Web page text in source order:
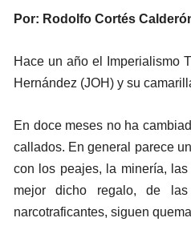
Por: Rodolfo Cortés
Hace un año el Imperialismo
Hernández (JOH) y su
En doce meses no ha
callados. En general parece
con los peajes, la minería,
mejor dicho regalo, de
narcotraficantes, siguen